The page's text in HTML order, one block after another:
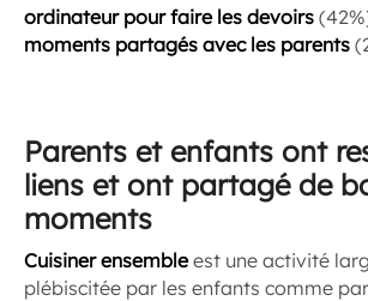
ordinateur pour faire les devoirs
moments partagés avec les parents
Parents et enfants ont
liens et ont partagé de
moments
Cuisiner ensembleest une activité
plébiscitée par les enfants comme